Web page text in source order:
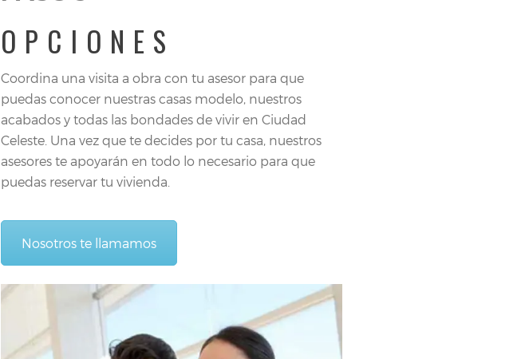
OPCIONES
Coordina una visita a obra con tu asesor para que
puedas conocer nuestras casas modelo, nuestros
acabados y todas las bondades de vivir en Ciudad
Celeste. Una vez que te decides por tu casa, nuestros
asesores te apoyarán en todo lo necesario para que
puedas reservar tu vivienda.
Nosotros te llamamos